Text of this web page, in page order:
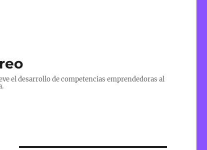
el desarrollo de competencias emprendedoras al